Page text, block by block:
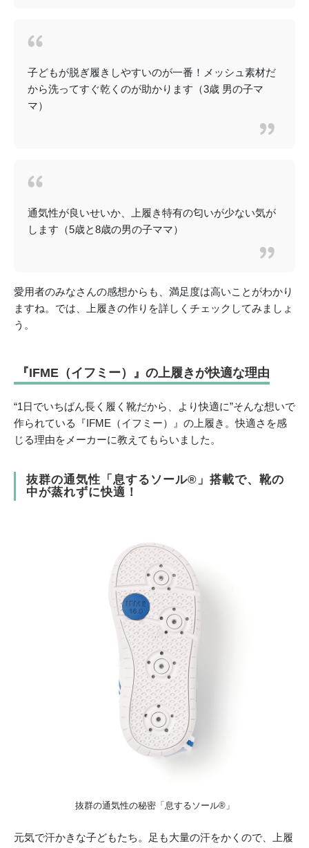
子どもが脱ぎ履きしやすいのが一番！メッシュ素材だ
から洗ってすぐ乾くのが助かります（3歳 男の子マ
マ）
通気性が良いせいか、上履き特有の匂いが少ない気が
します（5歳と8歳の男の子ママ）
愛用者のみなさんの感想からも、満足度は高いことがわかり
ますね。では、上履きの作りを詳しくチェックしてみましょ
う。
『IFME（イフミー）』の上履きが快適な理由
“1日でいちばん長く履く靴だから、より快適に”そんな想いで
作られている『IFME（イフミー）』の上履き。快適さを感
じる理由をメーカーに教えてもらいました。
抜群の通気性「息するソール®️」搭載で、靴の
中が蒸れずに快適！
抜群の通気性の秘密「息するソール®︎」
元気で汗かきな子どもたち。足も大量の汗をかくので、上履